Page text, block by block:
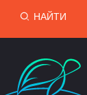
НАЙТИ